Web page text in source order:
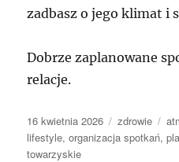
zadbasz o jego klimat i
Dobrze zaplanowane
relacje.
Data
publikacji
16 kwietnia 2026 Kategorie
zdrowie
lifestyle,organizacja spotkań,
towarzyskie